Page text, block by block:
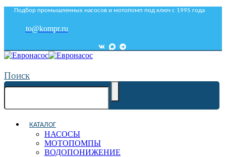
Подбор промышленных насосов и мотопомп под ключ с 1995 года
to@kompr.ru
Поиск
КАТАЛОГ
НАСОСЫ
МОТОПОМПЫ
ВОДОПОНИЖЕНИЕ